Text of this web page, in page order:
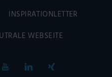
INSPIRATIONLETTER
WEBSEITE